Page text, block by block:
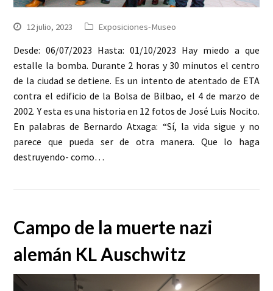
12 julio, 2023 Exposiciones-Museo
Desde: 06/07/2023 Hasta: 01/10/2023 Hay miedo a que
estalle la bomba. Durante 2 horas y 30 minutos el centro
de la ciudad se detiene. Es un intento de atentado de ETA
contra el edificio de la Bolsa de Bilbao, el 4 de marzo de
2002. Y esta es una historia en 12 fotos de José Luis Nocito.
En palabras de Bernardo Atxaga: “Sí, la vida sigue y no
parece que pueda ser de otra manera. Que lo haga
destruyendo- como…
Campo de la muerte nazi
alemán KL Auschwitz